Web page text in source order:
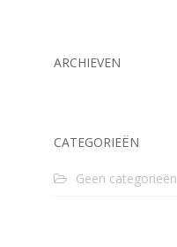
ARCHIEVEN
CATEGORIEËN
Geen categorieën